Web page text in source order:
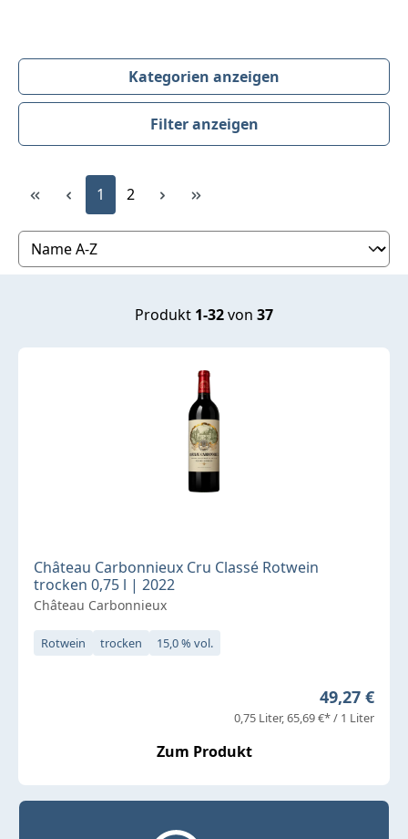
Kategorien anzeigen
Filter anzeigen
Produktübersicht
Seite
1 Seite
2
Produkt 1-32von 37
Château Carbonnieux Cru Classé Rotwein
trocken 0,75 l | 2022
Château Carbonnieux
Rotwein trocken 15,0 % vol.
Regulärer
49,27 €
0,75 Liter 65,69 €* / 1 Liter
Zum Produkt